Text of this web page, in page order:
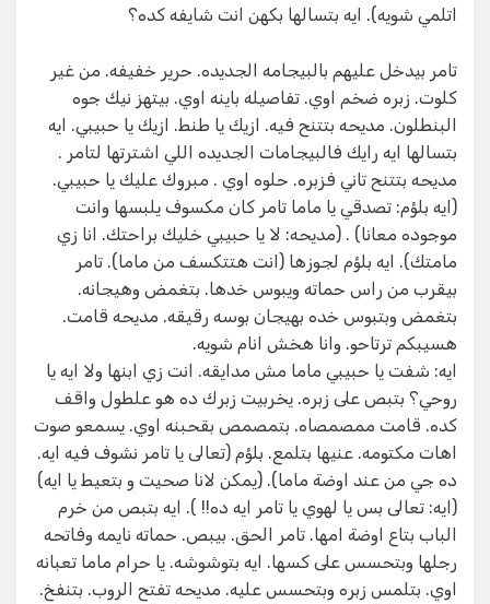
اتلمي شويه). ايه بتسالها بكهن انت شايفه كده؟
تامر بيدخل عليهم بالبيجامه الجديده. حرير خفيفه. من غير
كلوت. زبره ضخم اوي. تفاصيله باينه اوي. بيتهز نيك جوه
البنطلون. مديحه بتتنح فيه. ازيك يا طنط. ازيك يا حبيبي. ايه
بتسالها ايه رايك فالبيجامات الجديده اللي اشترتها لتامر .
مديحه بتتنح تاني فزبره. حلوه اوي . مبروك عليك يا حبيبي.
(ايه بلؤم: تصدقي يا ماما تامر كان مكسوف يلبسها وانت
موجوده معانا) . (مديحه: لا يا حبيبي خليك براحتك. انا زي
مامتك). ايه بلؤم لجوزها (انت هتتكسف من ماما). تامر
بيقرب من راس حماته ويبوس خدها. بتغمض وهيجانه.
بتغمض وبتبوس خده بهيجان بوسه رقيقه. مديحه قامت.
هسيبكم ترتاحو. وانا هخش انام شويه.
ايه: شفت يا حبيبي ماما مش مدايقه. انت زي ابنها ولا ايه يا
روحي؟ بتبص على زبره. يخربيت زبرك ده هو علطول واقف
كده. قامت ممصمصاه. بتمصمص بقحبنه اوي. يسمعو صوت
اهات مكتومه. عنيها بتلمع. بلؤم (تعالى يا تامر نشوف فيه ايه.
ده جي من عند اوضة ماما). (يمكن لانا صحيت و بتعيط يا ايه)
(ايه: تعالى بس يا لهوي يا تامر ايه ده!! ). ايه بتبص من خرم
الباب بتاع اوضة امها. تامر الحق. بيبص. حماته نايمه وفاتحه
رجلها وبتحسس على كسها. ايه بتوشوشه. يا حرام ماما تعبانه
اوي. بتلمس زبره وبتحسس عليه. مديحه تفتح الروب. بتنفخ.